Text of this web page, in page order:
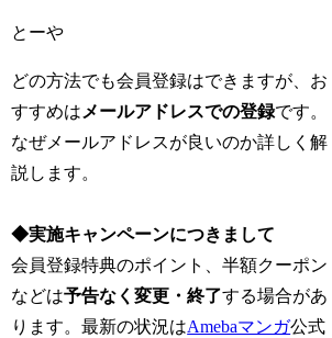
とーや
どの方法でも会員登録はできますが、お
すすめは メールアドレスでの登録です。
なぜメールアドレスが良いのか詳しく解
説します。
◆実施キャンペーンにつきまして
会員登録特典のポイント、半額クーポン
などは予告なく変更・終了する場合があ
ります。最新の状況はAmebaマンガ公式